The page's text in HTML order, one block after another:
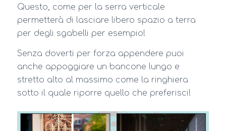
Questo, come per la serra verticale
permetterà di lasciare libero spazio a terra
per degli sgabelli per esempio!
Senza doverti per forza appendere puoi
anche appoggiare un bancone lungo e
stretto alto al massimo come la ringhiera
sotto il quale riporre quello che preferisci!